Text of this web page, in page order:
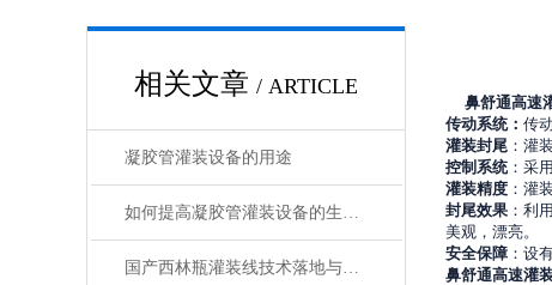
相关文章 / ARTICLE
凝胶管灌装设备的用途
如何提高凝胶管灌装设备的生产效率？
国产西林瓶灌装线技术落地与生产痛点探析——基于淼昶MC-XLP-2D系列设备的实践研究
鼻舒通高速
传动系统： 传
灌装封尾 ：灌
控制系统 ：采用
灌装精度 ：灌
封尾效果 ：利
美观，漂亮。
安全保障 ：设
鼻舒通高速灌